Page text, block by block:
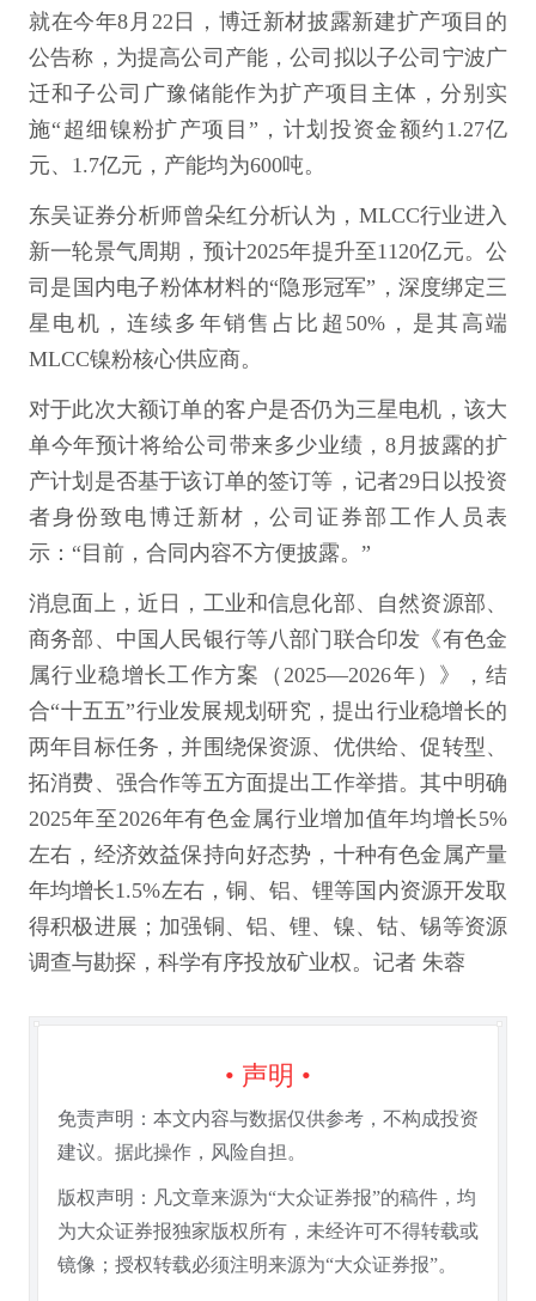
就在今年8月22日，博迁新材披露新建扩产项目的
公告称，为提高公司产能，公司拟以子公司宁波广
迁和子公司广豫储能作为扩产项目主体，分别实
施“超细镍粉扩产项目”，计划投资金额约1.27亿
元、1.7亿元，产能均为600吨。
东吴证券分析师曾朵红分析认为，MLCC行业进入
新一轮景气周期，预计2025年提升至1120亿元。公
司是国内电子粉体材料的“隐形冠军”，深度绑定三
星电机，连续多年销售占比超50%，是其高端
MLCC镍粉核心供应商。
对于此次大额订单的客户是否仍为三星电机，该大
单今年预计将给公司带来多少业绩，8月披露的扩
产计划是否基于该订单的签订等，记者29日以投资
者身份致电博迁新材，公司证券部工作人员表
示：“目前，合同内容不方便披露。”
消息面上，近日，工业和信息化部、自然资源部、
商务部、中国人民银行等八部门联合印发《有色金
属行业稳增长工作方案（2025—2026年）》，结
合“十五五”行业发展规划研究，提出行业稳增长的
两年目标任务，并围绕保资源、优供给、促转型、
拓消费、强合作等五方面提出工作举措。其中明确
2025年至2026年有色金属行业增加值年均增长5%
左右，经济效益保持向好态势，十种有色金属产量
年均增长1.5%左右，铜、铝、锂等国内资源开发取
得积极进展；加强铜、铝、锂、镍、钴、锡等资源
调查与勘探，科学有序投放矿业权。记者 朱蓉
• 声明 •
免责声明：本文内容与数据仅供参考，不构成投资
建议。据此操作，风险自担。
版权声明：凡文章来源为“大众证券报”的稿件，均
为大众证券报独家版权所有，未经许可不得转载或
镜像；授权转载必须注明来源为“大众证券报”。